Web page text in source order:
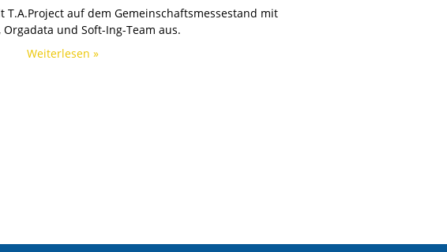
T.A.Project auf dem Gemeinschaftsmessestand mit
Orgadata und Soft-Ing-Team aus.
Weiterlesen »